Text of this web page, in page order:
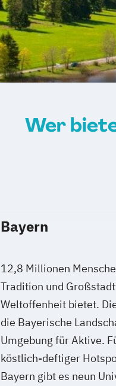
Wer
Bayern
12,8 Millionen
Tradition und
Weltoffenheit bietet.
die Bayerische
Umgebung für Aktive.
köstlich-deftiger
Bayern gibt es neun